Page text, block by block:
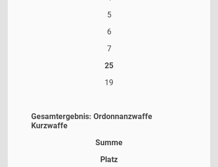
5
6
7
25
19
Gesamtergebnis: Ordonnanzwaffe
Kurzwaffe
Summe
Platz